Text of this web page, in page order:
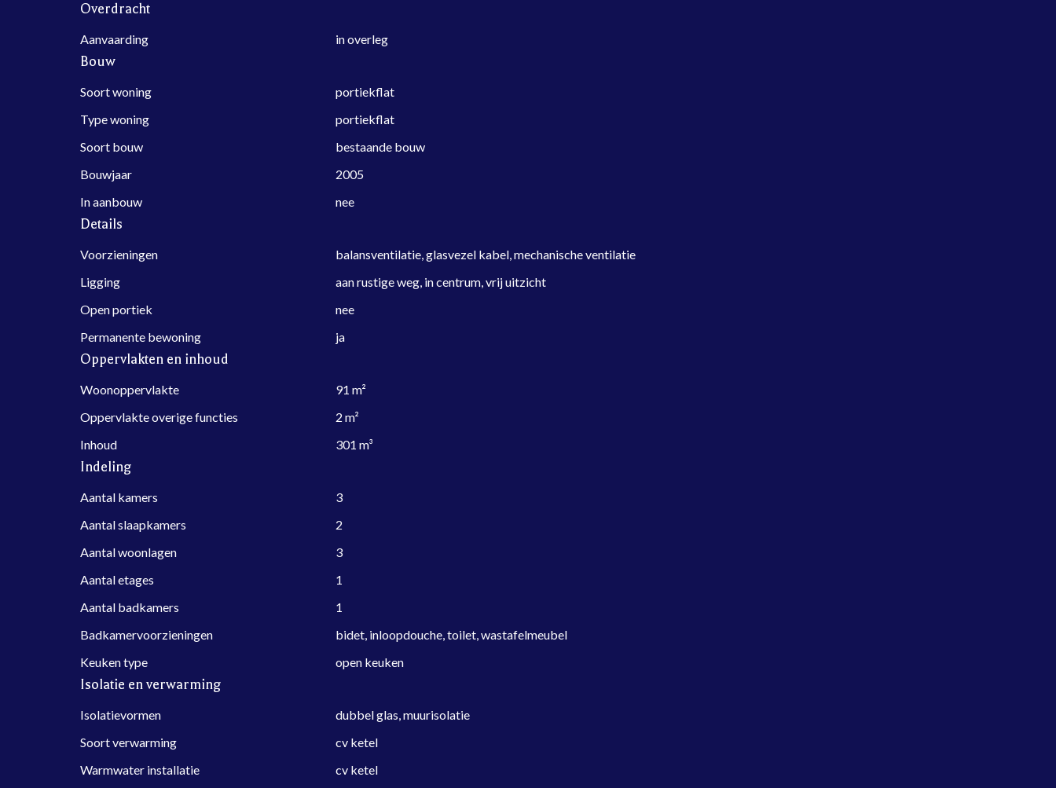
Overdracht
Aanvaarding in overleg
Bouw
Soort woning
portiekflat
Type woning
portiekflat
Soort bouw
bestaande bouw
Bouwjaar
2005
In aanbouw
nee
Details
Voorzieningen
balansventilatie, glasvezel kabel, mechanische ventilatie
Ligging
aan rustige weg, in centrum, vrij uitzicht
Open portiek
nee
Permanente bewoning
ja
Oppervlakten en inhoud
Woonoppervlakte
91 m²
Oppervlakte overige functies
2 m²
Inhoud
301 m³
Indeling
Aantal kamers
3
Aantal slaapkamers
2
Aantal woonlagen
3
Aantal etages
1
Aantal badkamers
1
Badkamervoorzieningen
bidet, inloopdouche, toilet, wastafelmeubel
Keuken type
open keuken
Isolatie en verwarming
Isolatievormen
dubbel glas, muurisolatie
Soort verwarming
cv ketel
Warmwater installatie
cv ketel